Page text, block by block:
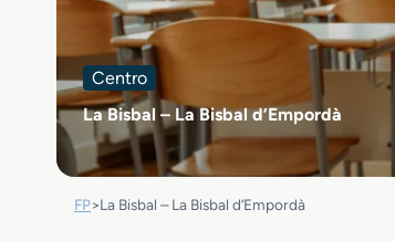
Centro
La Bisbal – La Bisbal d’Empordà
FP>La Bisbal – La Bisbal d’Empordà